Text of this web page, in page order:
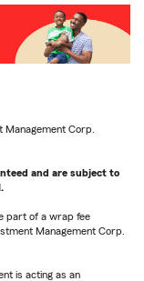
Corp.
and are subject to
part of a wrap fee
Management Corp.
is acting as an